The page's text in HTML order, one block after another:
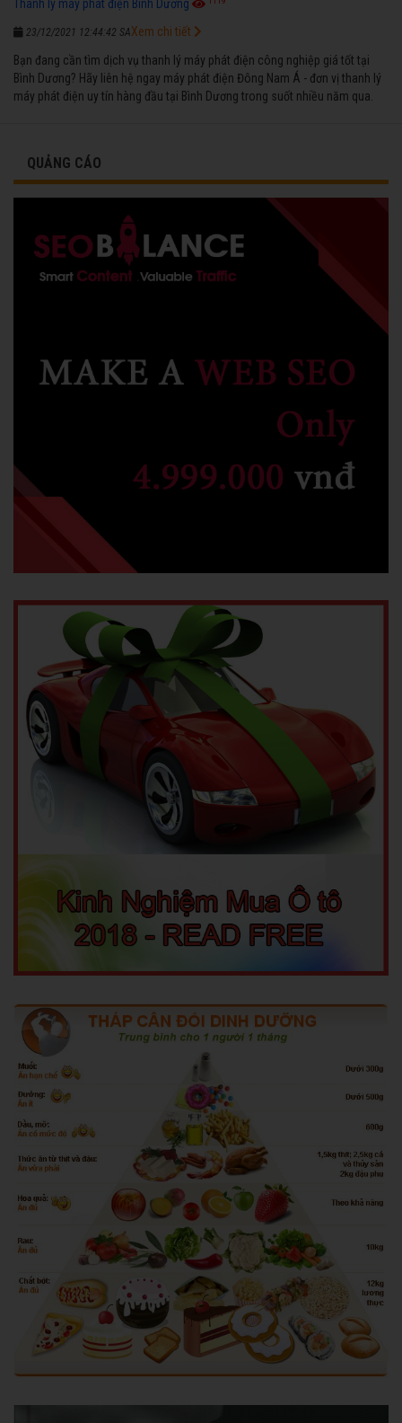
Thanh lý máy phát điện Bình Dương
23/12/2021 12:44:42 SA
Bạn đang cần tìm dịch vụ thanh lý máy phát điện công nghiệp giá tốt tại
Bình Dương? Hãy liên hệ ngay máy phát điện Đông Nam Á - đơn vị thanh lý
máy phát điện uy tín hàng đầu tại Bình Dương trong suốt nhiều năm qua.
Xem chi tiết
QUẢNG CÁO